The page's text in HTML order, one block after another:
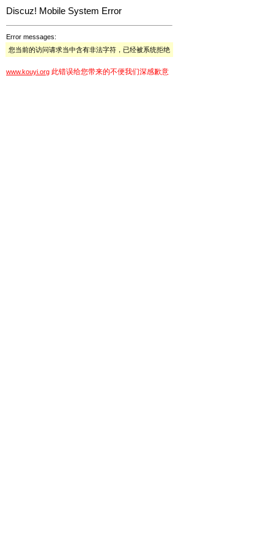
Discuz! Mobile System Error
Error messages:
您当前的访问请求当中含有非法字符，已经被系统拒绝
www.kouyi.org 此错误给您带来的不便我们深感歉意